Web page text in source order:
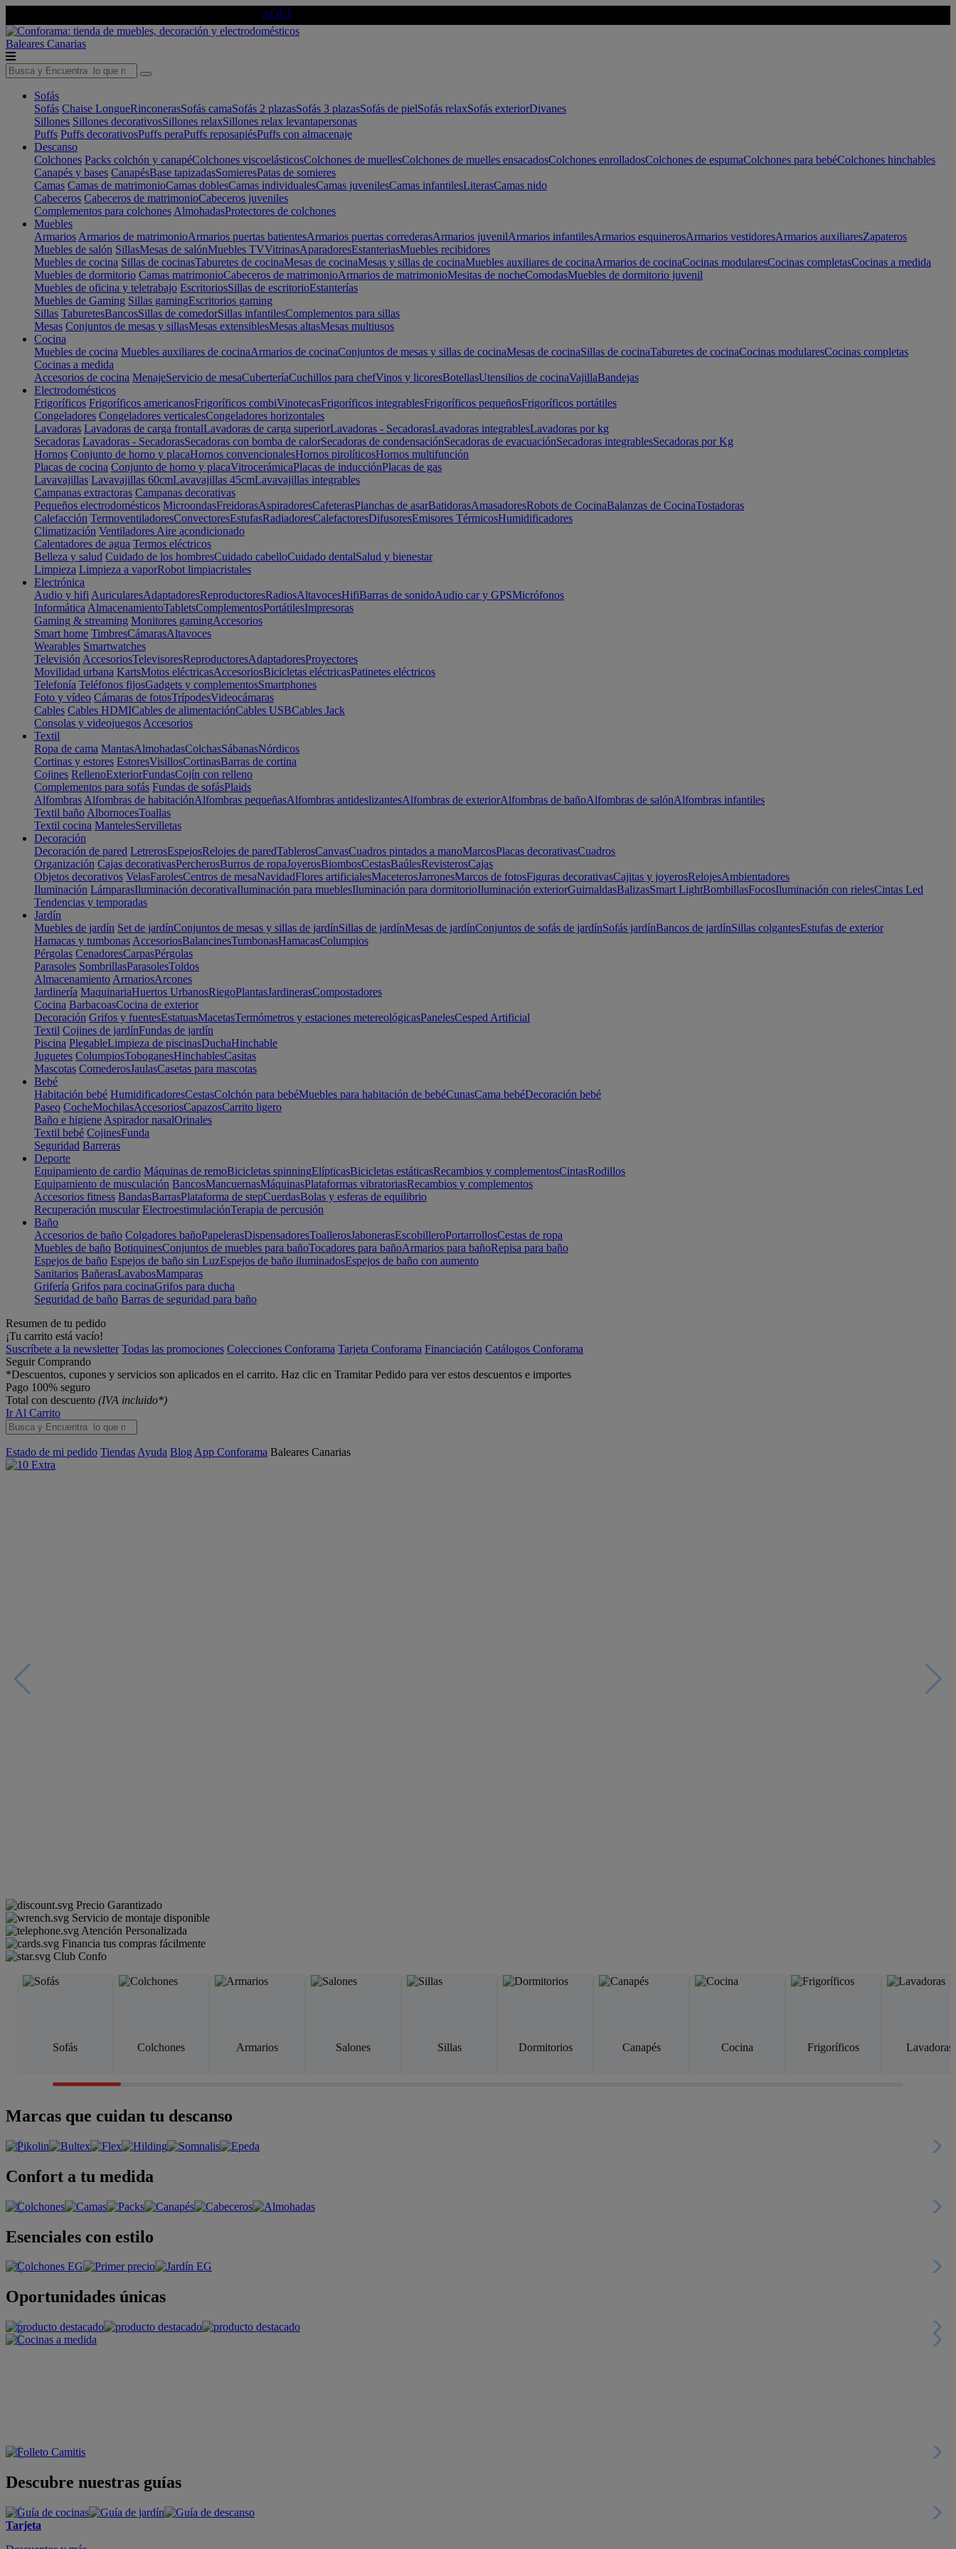
AQUÍ
Baleares Canarias
Sofás
Sofás Chaise LongueRinconerasSofás camaSofás 2 plazasSofás 3 plazasSofás de pielSofás relaxSofás exteriorDivanes
Sillones Sillones decorativosSillones relaxSillones relax levantapersonas
Puffs Puffs decorativosPuffs peraPuffs reposapiésPuffs con almacenaje
Descanso
Colchones Packs colchón y canapéColchones viscoelásticosColchones de muellesColchones de muelles ensacadosColchones enrolladosColchones de espumaColchones para bebéColchones hinchables
Canapés y bases CanapésBase tapizadasSomieresPatas de somieres
Camas Camas de matrimonioCamas doblesCamas individualesCamas juvenilesCamas infantilesLiterasCamas nido
Cabeceros Cabeceros de matrimonioCabeceros juveniles
Complementos para colchones AlmohadasProtectores de colchones
Muebles
Armarios Armarios de matrimonioArmarios puertas batientesArmarios puertas correderasArmarios juvenilArmarios infantilesArmarios esquinerosArmarios vestidoresArmarios auxiliaresZapateros
Muebles de salón SillasMesas de salónMuebles TVVitrinasAparadoresEstanteriasMuebles recibidores
Muebles de cocina Sillas de cocinasTaburetes de cocinaMesas de cocinaMesas y sillas de cocinaMuebles auxiliares de cocinaArmarios de cocinaCocinas modularesCocinas completasCocinas a medida
Muebles de dormitorio Camas matrimonioCabeceros de matrimonioArmarios de matrimonioMesitas de nocheComodasMuebles de dormitorio juvenil
Muebles de oficina y teletrabajo EscritoriosSillas de escritorioEstanterías
Muebles de Gaming Sillas gamingEscritorios gaming
Sillas TaburetesBancosSillas de comedorSillas infantilesComplementos para sillas
Mesas Conjuntos de mesas y sillasMesas extensiblesMesas altasMesas multiusos
Cocina
Muebles de cocina Muebles auxiliares de cocinaArmarios de cocinaConjuntos de mesas y sillas de cocinaMesas de cocinaSillas de cocinaTaburetes de cocinaCocinas modularesCocinas completas
Cocinas a medida
Accesorios de cocina MenajeServicio de mesaCuberteríaCuchillos para chefVinos y licoresBotellasUtensilios de cocinaVajillaBandejas
Electrodomésticos
Frigoríficos Frigoríficos americanosFrigoríficos combiVinotecasFrigoríficos integrablesFrigoríficos pequeñosFrigoríficos portátiles
Congeladores Congeladores verticalesCongeladores horizontales
Lavadoras Lavadoras de carga frontalLavadoras de carga superiorLavadoras - SecadorasLavadoras integrablesLavadoras por kg
Secadoras Lavadoras - SecadorasSecadoras con bomba de calorSecadoras de condensaciónSecadoras de evacuaciónSecadoras integrablesSecadoras por Kg
Hornos Conjunto de horno y placaHornos convencionalesHornos pirolíticosHornos multifunción
Placas de cocina Conjunto de horno y placaVitrocerámicaPlacas de inducciónPlacas de gas
Lavavajillas Lavavajillas 60cmLavavajillas 45cmLavavajillas integrables
Campanas extractoras Campanas decorativas
Pequeños electrodomésticos MicroondasFreidorasAspiradoresCafeterasPlanchas de asarBatidorasAmasadoresRobots de CocinaBalanzas de CocinaTostadoras
Calefacción TermoventiladoresConvectoresEstufasRadiadoresCalefactoresDifusoresEmisores TérmicosHumidificadores
Climatización Ventiladores Aire acondicionado
Calentadores de agua Termos eléctricos
Belleza y salud Cuidado de los hombresCuidado cabelloCuidado dentalSalud y bienestar
Limpieza Limpieza a vaporRobot limpiacristales
Electrónica
Audio y hifi AuricularesAdaptadoresReproductoresRadiosAltavocesHifiBarras de sonidoAudio car y GPSMicrófonos
Informática AlmacenamientoTabletsComplementosPortátilesImpresoras
Gaming & streaming Monitores gamingAccesorios
Smart home TimbresCámarasAltavoces
Wearables Smartwatches
Televisión AccesoriosTelevisoresReproductoresAdaptadoresProyectores
Movilidad urbana KartsMotos eléctricasAccesoriosBicicletas eléctricasPatinetes eléctricos
Telefonía Teléfonos fijosGadgets y complementosSmartphones
Foto y vídeo Cámaras de fotosTrípodesVideocámaras
Cables Cables HDMICables de alimentaciónCables USBCables Jack
Consolas y videojuegos Accesorios
Textil
Ropa de cama MantasAlmohadasColchasSábanasNórdicos
Cortinas y estores EstoresVisillosCortinasBarras de cortina
Cojines RellenoExteriorFundasCojín con relleno
Complementos para sofás Fundas de sofásPlaids
Alfombras Alfombras de habitaciónAlfombras pequeñasAlfombras antideslizantesAlfombras de exteriorAlfombras de bañoAlfombras de salónAlfombras infantiles
Textil baño AlbornocesToallas
Textil cocina MantelesServilletas
Decoración
Decoración de pared LetrerosEspejosRelojes de paredTablerosCanvasCuadros pintados a manoMarcosPlacas decorativasCuadros
Organización Cajas decorativasPercherosBurros de ropaJoyerosBiombosCestasBaúlesRevisterosCajas
Objetos decorativos VelasFarolesCentros de mesaNavidadFlores artificialesMaceterosJarronesMarcos de fotosFiguras decorativasCajitas y joyerosRelojesAmbientadores
Iluminación LámparasIluminación decorativaIluminación para mueblesIluminación para dormitorioIluminación exteriorGuirnaldasBalizasSmart LightBombillasFocosIluminación con rielesCintas Led
Tendencias y temporadas
Jardín
Muebles de jardín Set de jardínConjuntos de mesas y sillas de jardínSillas de jardínMesas de jardínConjuntos de sofás de jardínSofás jardínBancos de jardínSillas colgantesEstufas de exterior
Hamacas y tumbonas AccesoriosBalancinesTumbonasHamacasColumpios
Pérgolas CenadoresCarpasPérgolas
Parasoles SombrillasParasolesToldos
Almacenamiento ArmariosArcones
Jardinería MaquinariaHuertos UrbanosRiegoPlantasJardinerasCompostadores
Cocina BarbacoasCocina de exterior
Decoración Grifos y fuentesEstatuasMacetasTermómetros y estaciones metereológicasPanelesCesped Artificial
Textil Cojines de jardínFundas de jardín
Piscina PlegableLimpieza de piscinasDuchaHinchable
Juguetes ColumpiosToboganesHinchablesCasitas
Mascotas ComederosJaulasCasetas para mascotas
Bebé
Habitación bebé HumidificadoresCestasColchón para bebéMuebles para habitación de bebéCunasCama bebéDecoración bebé
Paseo CocheMochilasAccesoriosCapazosCarrito ligero
Baño e higiene Aspirador nasalOrinales
Textil bebé CojinesFunda
Seguridad Barreras
Deporte
Equipamiento de cardio Máquinas de remoBicicletas spinningElípticasBicicletas estáticasRecambios y complementosCintasRodillos
Equipamiento de musculación BancosMancuernasMáquinasPlataformas vibratoriasRecambios y complementos
Accesorios fitness BandasBarrasPlataforma de stepCuerdasBolas y esferas de equilibrio
Recuperación muscular ElectroestimulaciónTerapia de percusión
Baño
Accesorios de baño Colgadores bañoPapelerasDispensadoresToallerosJabonerasEscobilleroPortarrollosCestas de ropa
Muebles de baño BotiquinesConjuntos de muebles para bañoTocadores para bañoArmarios para bañoRepisa para baño
Espejos de baño Espejos de baño sin LuzEspejos de baño iluminadosEspejos de baño con aumento
Sanitarios BañerasLavabosMamparas
Grifería Grifos para cocinaGrifos para ducha
Seguridad de baño Barras de seguridad para baño
Resumen de tu pedido
¡Tu carrito está vacío!
Suscríbete a la newsletter Todas las promociones Colecciones Conforama Tarjeta Conforama Financiación Catálogos Conforama
Seguir Comprando
*Descuentos, cupones y servicios son aplicados en el carrito. Haz clic en Tramitar Pedido para ver estos descuentos e importes
Pago 100% seguro
Total con descuento (IVA incluido*)
Ir Al Carrito
Estado de mi pedido Tiendas Ayuda Blog App Conforama Baleares Canarias
Precio Garantizado
Servicio de montaje disponible
Atención Personalizada
Financia tus compras fácilmente
Club Confo
Sofás Colchones Armarios Salones Sillas Dormitorios Canapés Cocina Frigoríficos Lavadoras
Marcas que cuidan tu descanso
Confort a tu medida
Esenciales con estilo
Oportunidades únicas
Descubre nuestras guías
Tarjeta